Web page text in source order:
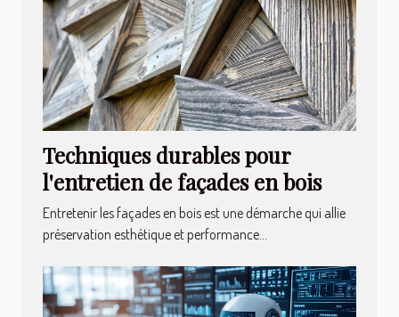
Techniques durables pour
l'entretien de façades en bois
Entretenir les façades en bois est une démarche qui allie
préservation esthétique et performance...